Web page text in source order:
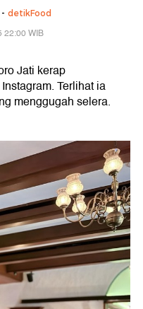
detikFood
22:00 WIB
Jati kerap
Terlihat ia
menggugah selera.